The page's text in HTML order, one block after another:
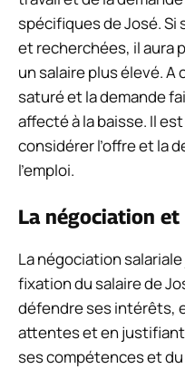
spécifiques de José.
et recherchées, il aura
un salaire plus élevé.
saturé et la demande
affecté à la baisse. Il
considérer l’offre et la
l’emploi.
La négociation
La négociation
fixation du salaire de
défendre ses intérêts,
attentes et en
ses compétences et du